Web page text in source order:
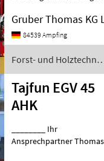
Holztechnik Seilwinden
Gruber Thomas KG
84539 Ampfing
Forst- und Holztechnik
/ Tajfun
Tajfun EGV 45
AHK
________ Ihr
Ansprechpartner Thomas